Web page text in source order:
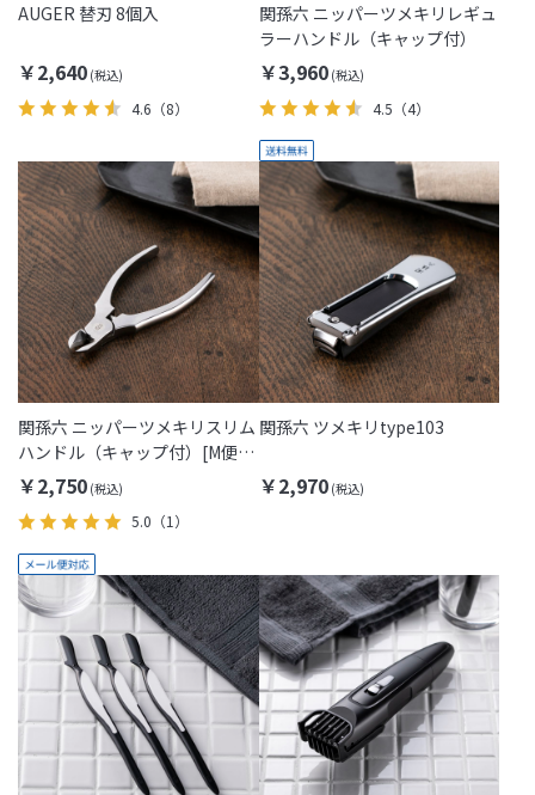
AUGER 替刃 8個入
￥2,640
4.6 （8）
関孫六 ニッパーツメキリレギュ
ラーハンドル（キャップ付）
￥3,960
4.5 （4）
関孫六 ニッパーツメキリスリム
ハンドル（キャップ付）[M便
1/1]
￥2,750
5.0 （1）
関孫六 ツメキリtype103
￥2,970